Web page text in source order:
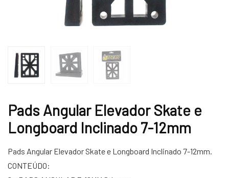
Pads Angular Elevador Skate e
Longboard Inclinado 7-12mm
Pads Angular Elevador Skate e Longboard Inclinado 7-12mm.
CONTEÚDO: